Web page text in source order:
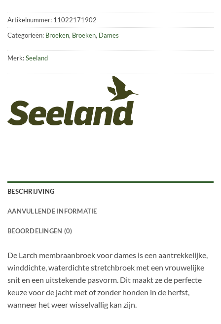
Artikelnummer: 11022171902
Categorieën: Broeken, Broeken, Dames
Merk:Seeland
BESCHRIJVING
AANVULLENDE INFORMATIE
BEOORDELINGEN (0)
De Larch membraanbroek voor dames is een aantrekkelijke,
winddichte, waterdichte stretchbroek met een vrouwelijke
snit en een uitstekende pasvorm. Dit maakt ze de perfecte
keuze voor de jacht met of zonder honden in de herfst,
wanneer het weer wisselvallig kan zijn.